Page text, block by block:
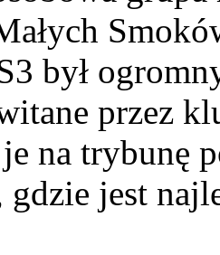
był
przez
na trybunę
jest